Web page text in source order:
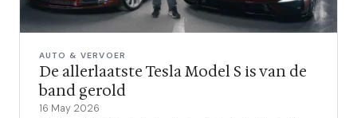
AUTO & VERVOER
De allerlaatste Tesla Model S is van de
band gerold
16 May 2026